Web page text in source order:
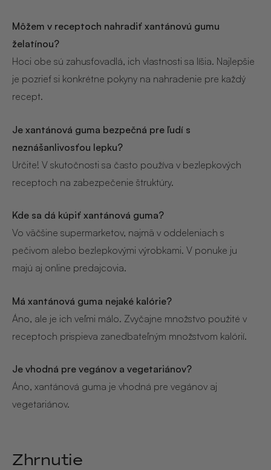
Môžem v receptoch nahradiť xantánovú gumu
želatínou?
Hoci obe sú zahusťovadlá, ich vlastnosti sa líšia. Najlepšie
je pozrieť si konkrétne pokyny na nahradenie pre každý
recept.
Je xantánová guma bezpečná pre ľudí s
neznášanlivosťou lepku?
Určite! V skutočnosti sa často používa v bezlepkových
receptoch na zabezpečenie štruktúry.
Kde sa dá kúpiť xantánová guma?
Vo väčšine supermarketov, najmä v oddeleniach s
pečivom alebo bezlepkovými výrobkami. V ponuke ju
majú aj online predajcovia.
Má xantánová guma nejaké kalórie?
Áno, ale je ich veľmi málo. Zvyčajne množstvo použité v
receptoch prispieva zanedbateľným množstvom kalórií.
Je vhodná pre vegánov a vegetariánov?
Áno, xantánová guma je vhodná pre vegánov aj
vegetariánov.
Zhrnutie